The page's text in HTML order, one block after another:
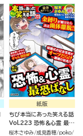
紙版
ちび本当にあった笑える話
Vol.223 恐怖＆心霊 最恐
ばなし
桜木さゆみ 成見香穂 poko